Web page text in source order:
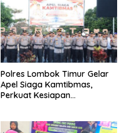
Polres Lombok Timur Gelar
Apel Siaga Kamtibmas,
Perkuat Kesiapan